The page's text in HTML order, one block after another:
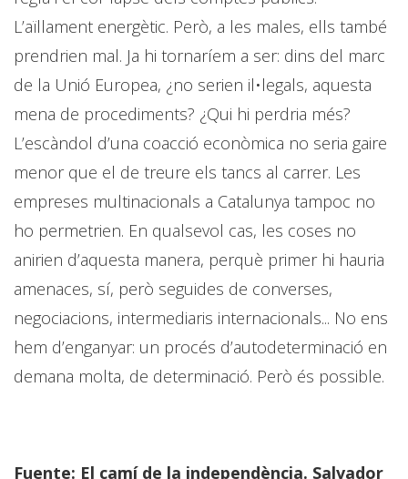
L’aïllament energètic. Però, a les males, ells també
prendrien mal. Ja hi tornaríem a ser: dins del marc
de la Unió Europea, ¿no serien il•legals, aquesta
mena de procediments? ¿Qui hi perdria més?
L’escàndol d’una coacció econòmica no seria gaire
menor que el de treure els tancs al carrer. Les
empreses multinacionals a Catalunya tampoc no
ho permetrien. En qualsevol cas, les coses no
anirien d’aquesta manera, perquè primer hi hauria
amenaces, sí, però seguides de converses,
negociacions, intermediaris internacionals... No ens
hem d’enganyar: un procés d’autodeterminació en
demana molta, de determinació. Però és possible.
Fuente: El camí de la independència. Salvador